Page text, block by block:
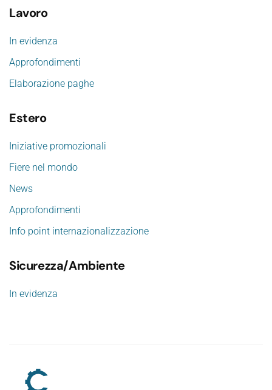
Lavoro
In evidenza
Approfondimenti
Elaborazione paghe
Estero
Iniziative promozionali
Fiere nel mondo
News
Approfondimenti
Info point internazionalizzazione
Sicurezza/Ambiente
In evidenza